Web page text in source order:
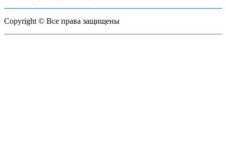
Copyright © Все права защищены